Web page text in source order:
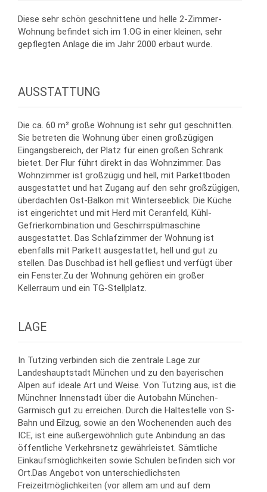
Diese sehr schön geschnittene und helle 2-Zimmer-
Wohnung befindet sich im 1.OG in einer kleinen, sehr
gepflegten Anlage die im Jahr 2000 erbaut wurde.
AUSSTATTUNG
Die ca. 60 m² große Wohnung ist sehr gut geschnitten.
Sie betreten die Wohnung über einen großzügigen
Eingangsbereich, der Platz für einen großen Schrank
bietet. Der Flur führt direkt in das Wohnzimmer. Das
Wohnzimmer ist großzügig und hell, mit Parkettboden
ausgestattet und hat Zugang auf den sehr großzügigen,
überdachten Ost-Balkon mit Winterseeblick. Die Küche
ist eingerichtet und mit Herd mit Ceranfeld, Kühl-
Gefrierkombination und Geschirrspülmaschine
ausgestattet. Das Schlafzimmer der Wohnung ist
ebenfalls mit Parkett ausgestattet, hell und gut zu
stellen. Das Duschbad ist hell gefliest und verfügt über
ein Fenster.Zu der Wohnung gehören ein großer
Kellerraum und ein TG-Stellplatz.
LAGE
In Tutzing verbinden sich die zentrale Lage zur
Landeshauptstadt München und zu den bayerischen
Alpen auf ideale Art und Weise. Von Tutzing aus, ist die
Münchner Innenstadt über die Autobahn München-
Garmisch gut zu erreichen. Durch die Haltestelle von S-
Bahn und Eilzug, sowie an den Wochenenden auch des
ICE, ist eine außergewöhnlich gute Anbindung an das
öffentliche Verkehrsnetz gewährleistet. Sämtliche
Einkaufsmöglichkeiten sowie Schulen befinden sich vor
Ort.Das Angebot von unterschiedlichsten
Freizeitmöglichkeiten (vor allem am und auf dem